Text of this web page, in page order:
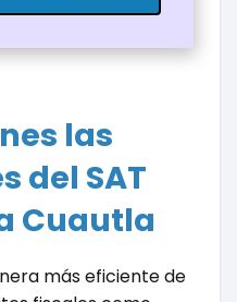
las
del SAT
Cuautla
más eficiente de